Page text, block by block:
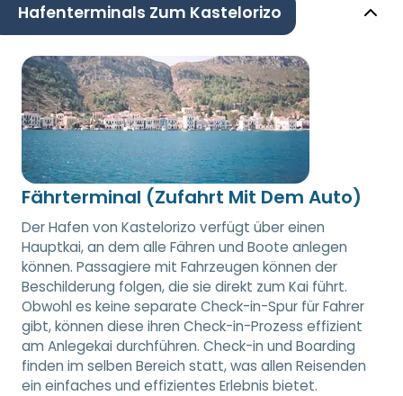
Hafenterminals Zum Kastelorizo
Fährterminal (Zufahrt Mit Dem Auto)
Der Hafen von Kastelorizo verfügt über einen
Hauptkai, an dem alle Fähren und Boote anlegen
können. Passagiere mit Fahrzeugen können der
Beschilderung folgen, die sie direkt zum Kai führt.
Obwohl es keine separate Check-in-Spur für Fahrer
gibt, können diese ihren Check-in-Prozess effizient
am Anlegekai durchführen. Check-in und Boarding
finden im selben Bereich statt, was allen Reisenden
ein einfaches und effizientes Erlebnis bietet.